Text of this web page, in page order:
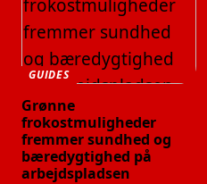
GUIDES
Grønne
frokostmuligheder
fremmer sundhed og
bæredygtighed på
arbejdspladsen